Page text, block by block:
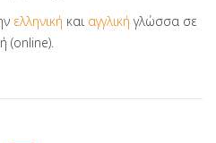
ελληνική και αγγλική γλώσσα σε
(online).